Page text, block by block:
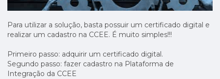
Para utilizar a solução, basta possuir um certificado digital e
realizar um cadastro na CCEE. É muito simples!!!
Primeiro passo: adquirir um certificado digital.
Segundo passo: fazer cadastro na Plataforma de
Integração da CCEE